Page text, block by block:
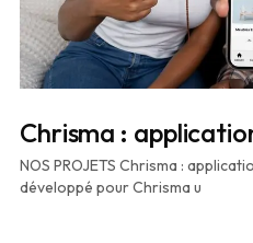
Chrisma :
NOS PROJETS Chrisma :
développé pour Chrisma u